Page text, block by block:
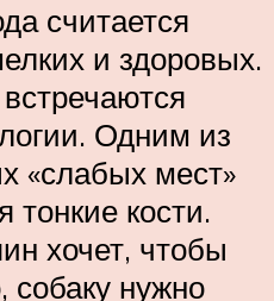
считается
и здоровых.
Одним из
«слабых мест»
тонкие кости.
хочет, чтобы
собаку нужно